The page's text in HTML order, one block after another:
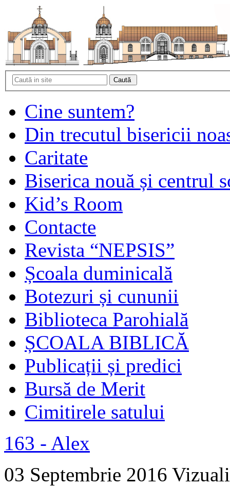
Cine suntem?
Din trecutul bisericii
Caritate
Biserica nouă și centrul
Kid’s Room
Contacte
Revista “NEPSIS”
Școala duminicală
Botezuri și cununii
Biblioteca Parohială
ȘCOALA BIBLICĂ
Publicații și predici
Bursă de Merit
Cimitirele satului
163 - Alex
03 Septembrie 2016